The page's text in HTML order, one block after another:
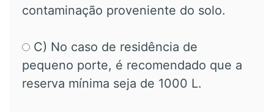
contaminação proveniente do solo.
C) No caso de residência de
pequeno porte, é recomendado que a
reserva mínima seja de 1000 L.